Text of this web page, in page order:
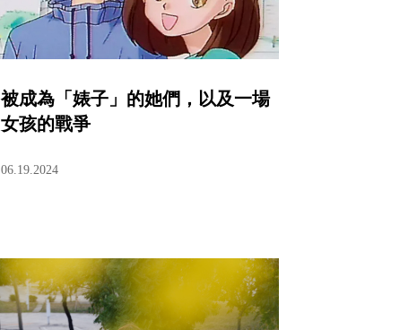
被成為「婊子」的她們，以及一場
女孩的戰爭
06.19.2024